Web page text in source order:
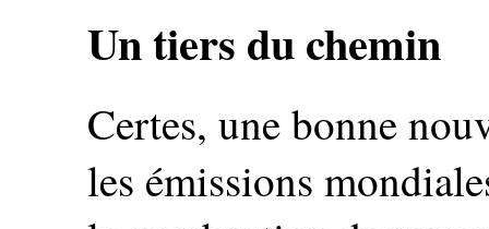
Un tiers du chemin
Certes, une bonne
les émissions